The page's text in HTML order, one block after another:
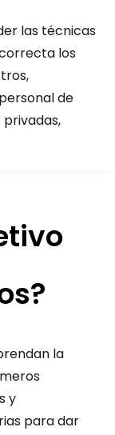
las técnicas
los
de
la
y
para dar